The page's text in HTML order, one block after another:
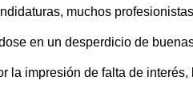
muchos
en un desperdicio de
la impresión de falta de